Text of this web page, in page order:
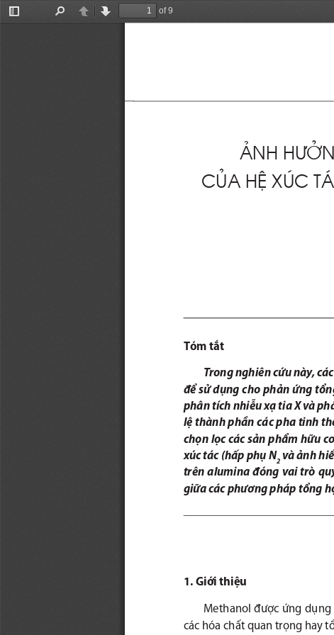
Toggle
PreviousNext
of 9
ẢNH HƯỞ
CỦ A HỆ XÚC
Tóm tắt
Trong nghiên cứu này,
để sử dụng cho phản ứng
phân tích nhiễu xạ tia X và
lệ thành phần các pha tinh
chọn lọc các sản phẩm hữu
xúc tác (hấp phụ N2 và ảnh
trên  alumina  đóng  vai  trò
giữa các phương pháp tổng
1. Giới thiệu
Methanol được ứng
các hóa chất quan trọng hay